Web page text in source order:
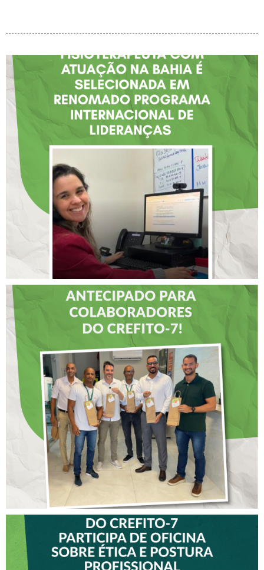
FISIOTERAPEUTA COM
ATUAÇÃO NA BAHIA É
SELECIONADA EM
RENOMADO PROGRAMA
INTERNACIONAL DE
LIDERANÇAS
DIA DOS PAIS É
ANTECIPADO PARA
COLABORADORES DO
CREFITO-7